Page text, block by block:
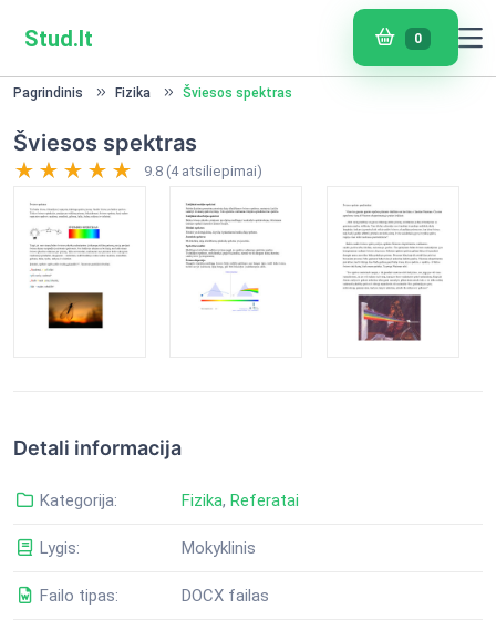
Stud.lt 0
Pagrindinis Fizika Šviesos spektras
Šviesos spektras
9.8 (4 atsiliepimai)
Detali informacija
Kategorija: Fizika, Referatai
Lygis: Mokyklinis
Failo tipas: DOCX failas